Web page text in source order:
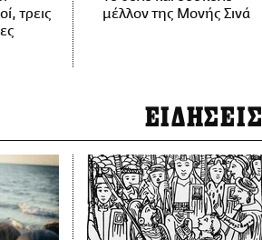
τρεις
μέλλον της Μονής Σινά
ΕΙΔΗΣΕΙΣ